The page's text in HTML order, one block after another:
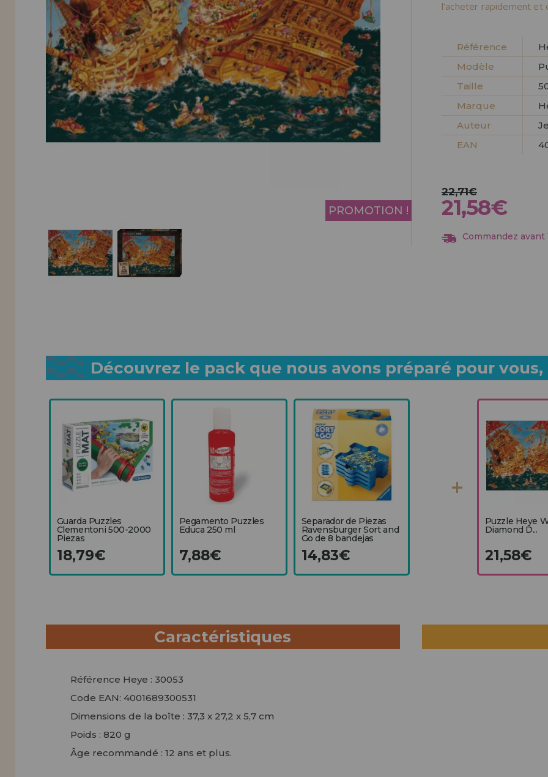
INFORMATION
info@maisondespuzzles.fr
Allez-y! Nous vous attendions.
NOUVEAU CLIENT
Allez-y! Nous vous
l'acheter rapidement et
Référence
Modèle
Taille
Marque
Auteur
EAN
PROMOTION !
22,71€
21,58€
Commandez
Découvrez le pack que nous avons préparé pour
Guarda Puzzles
Clementoni 500-2000
Piezas
18,79€
Pegamento Puzzles
Educa 250 ml
7,88€
Separador de Piezas
Ravensburger Sort and
Go de 8 bandejas
14,83€
Puzzle Heye
Diamond D...
21,58€
Caractéristiques
Référence Heye : 30053
Code EAN: 4001689300531
Dimensions de la boîte : 37,3 x 27,2 x 5,7 cm
Poids : 820 g
Âge recommandé : 12 ans et plus.